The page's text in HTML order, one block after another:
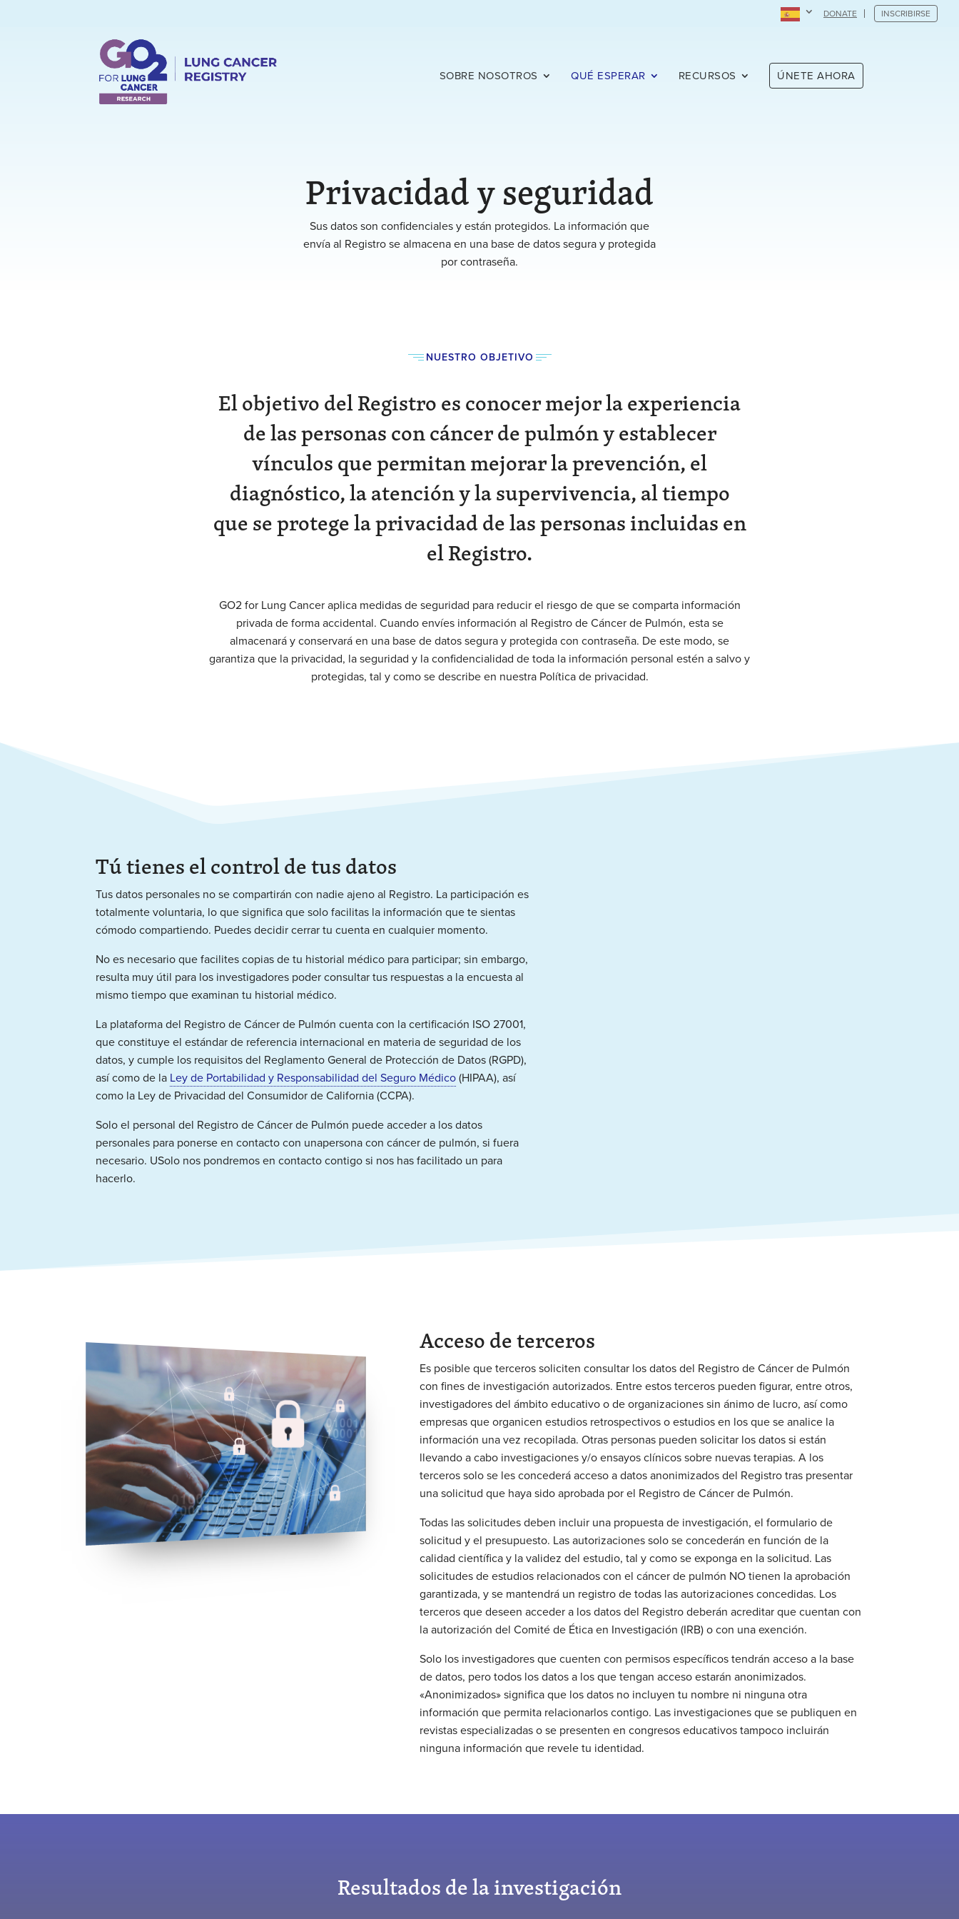
DONATE INSCRIBIRSE
SOBRE NOSOTROS QUÉ ESPERAR RECURSOS ÚNETE AHORA
Privacidad y seguridad
Sus datos son confidenciales y están protegidos. La información que
envía al Registro se almacena en una base de datos segura y protegida
por contraseña.
NUESTRO OBJETIVO
El objetivo del Registro es conocer mejor la experiencia
de las personas con cáncer de pulmón y establecer
vínculos que permitan mejorar la prevención, el
diagnóstico, la atención y la supervivencia, al tiempo
que se protege la privacidad de las personas incluidas en
el Registro.
GO2 for Lung Cancer aplica medidas de seguridad para reducir el riesgo de que se comparta información
privada de forma accidental. Cuando envíes información al Registro de Cáncer de Pulmón, esta se
almacenará y conservará en una base de datos segura y protegida con contraseña. De este modo, se
garantiza que la privacidad, la seguridad y la confidencialidad de toda la información personal estén a salvo y
protegidas, tal y como se describe en nuestra Política de privacidad.
Tú tienes el control de tus datos
Tus datos personales no se compartirán con nadie ajeno al Registro. La participación es
totalmente voluntaria, lo que significa que solo facilitas la información que te sientas
cómodo compartiendo. Puedes decidir cerrar tu cuenta en cualquier momento.
No es necesario que facilites copias de tu historial médico para participar; sin embargo,
resulta muy útil para los investigadores poder consultar tus respuestas a la encuesta al
mismo tiempo que examinan tu historial médico.
La plataforma del Registro de Cáncer de Pulmón cuenta con la certificación ISO 27001,
que constituye el estándar de referencia internacional en materia de seguridad de los
datos, y cumple los requisitos del Reglamento General de Protección de Datos (RGPD),
así como de la Ley de Portabilidad y Responsabilidad del Seguro Médico(HIPAA), así
como la Ley de Privacidad del Consumidor de California (CCPA).
Solo el personal del Registro de Cáncer de Pulmón puede acceder a los datos
personales para ponerse en contacto con unapersona con cáncer de pulmón, si fuera
necesario. USolo nos pondremos en contacto contigo si nos has facilitado un para
hacerlo.
Acceso de terceros
Es posible que terceros soliciten consultar los datos del Registro de Cáncer de Pulmón
con fines de investigación autorizados. Entre estos terceros pueden figurar, entre otros,
investigadores del ámbito educativo o de organizaciones sin ánimo de lucro, así como
empresas que organicen estudios retrospectivos o estudios en los que se analice la
información una vez recopilada.Otras personas pueden solicitar los datos si están
llevando a cabo investigaciones y/o ensayos clínicos sobre nuevas terapias.A los
terceros solo se les concederá acceso a datos anonimizados del Registro tras presentar
una solicitud que haya sido aprobada por el Registro de Cáncer de Pulmón.
Todas las solicitudes deben incluir una propuesta de investigación, el formulario de
solicitud y el presupuesto. Las autorizaciones solo se concederán en función de la
calidad científica y la validez del estudio, tal y como se exponga en la solicitud. Las
solicitudes de estudios relacionados con el cáncer de pulmón NO tienen la aprobación
garantizada, y se mantendrá un registro de todas las autorizaciones concedidas. Los
terceros que deseen acceder a los datos del Registro deberán acreditar que cuentan con
la autorización del Comité de Ética en Investigación (IRB) o con una exención.
Solo los investigadores que cuenten con permisos específicos tendrán acceso a la base
de datos, pero todos los datos a los que tengan acceso estarán anonimizados.
«Anonimizados» significa que los datos no incluyen tu nombre ni ninguna otra
información que permita relacionarlos contigo. Las investigaciones que se publiquen en
revistas especializadas o se presenten en congresos educativos tampoco incluirán
ninguna información que revele tu identidad.
Resultados de la investigación